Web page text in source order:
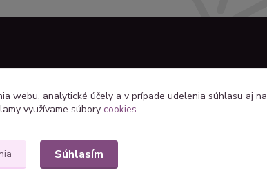
webu, analytické účely a v prípade udelenia súhlasu aj na
využívame súbory cookies.
Súhlasím